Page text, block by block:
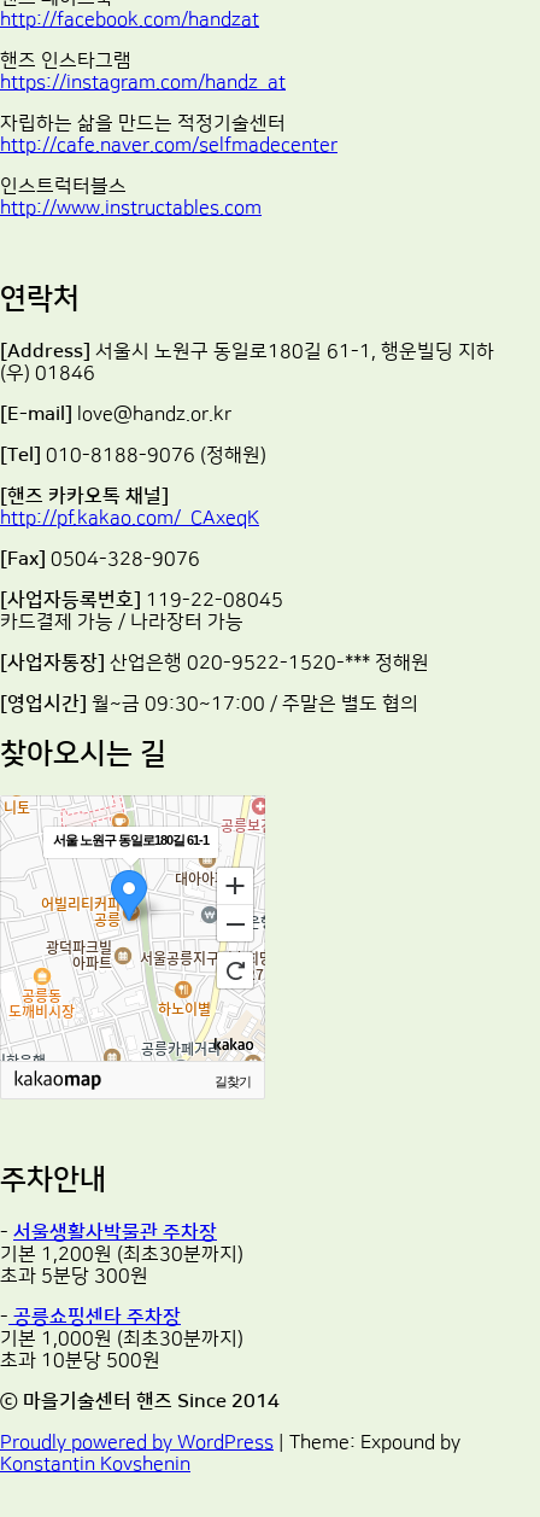
http://facebook.com/handzat
핸즈 인스타그램
https://instagram.com/handz_at
자립하는 삶을 만드는 적정기술센터
http://cafe.naver.com/selfmadecenter
인스트럭터블스
http://www.instructables.com
연락처
[Address] 서울시 노원구 동일로180길 61-1, 행운빌딩 지하
(우) 01846
[E-mail] love@handz.or.kr
[Tel] 010-8188-9076 (정해원)
[핸즈 카카오톡 채널]
http://pf.kakao.com/_CAxeqK
[Fax] 0504-328-9076
[사업자등록번호] 119-22-08045
카드결제 가능 / 나라장터 가능
[사업자통장] 산업은행 020-9522-1520-*** 정해원
[영업시간] 월~금 09:30~17:00 / 주말은 별도 협의
찾아오시는 길
서울 노원구 동일로180길 61-1
길찾기
주차안내
- 서울생활사박물관 주차장
기본 1,200원 (최초30분까지)
초과 5분당 300원
- 공릉쇼핑센타 주차장
기본 1,000원 (최초30분까지)
초과 10분당 500원
ⓒ 마을기술센터 핸즈 Since 2014
Proudly powered by WordPress
Theme: Expound by
Konstantin Kovshenin